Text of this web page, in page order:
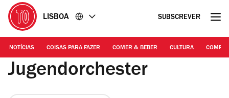
LISBOA SUBSCREVER
NOTÍCIAS COISAS PARA FAZER COMER & BEBER CULTURA
Jugendorchester